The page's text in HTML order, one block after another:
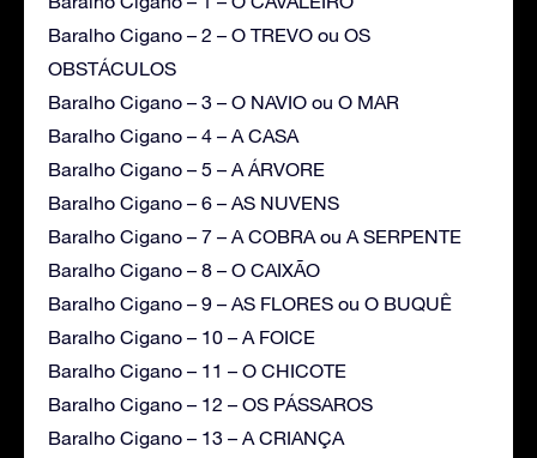
Baralho Cigano – 2 – O TREVO ou OS
OBSTÁCULOS
Baralho Cigano – 3 – O NAVIO ou O MAR
Baralho Cigano – 4 – A CASA
Baralho Cigano – 5 – A ÁRVORE
Baralho Cigano – 6 – AS NUVENS
Baralho Cigano – 7 – A COBRA ou A SERPENTE
Baralho Cigano – 8 – O CAIXÃO
Baralho Cigano – 9 – AS FLORES ou O BUQUÊ
Baralho Cigano – 10 – A FOICE
Baralho Cigano – 11 – O CHICOTE
Baralho Cigano – 12 – OS PÁSSAROS
Baralho Cigano – 13 – A CRIANÇA